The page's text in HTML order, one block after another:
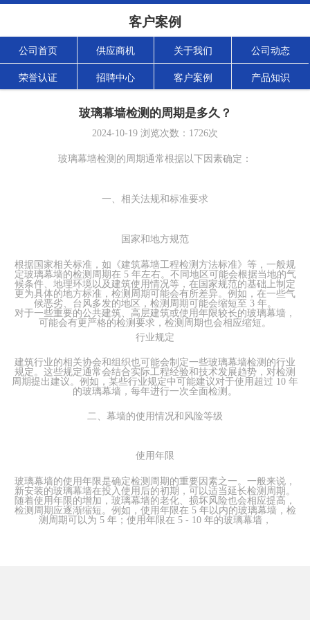
客户案例
公司首页 供应商机 关于我们 公司动态
荣誉认证 招聘中心 客户案例 产品知识
玻璃幕墙检测的周期是多久？
2024-10-19 浏览次数： 1726次
玻璃幕墙检测的周期通常根据以下因素确定：
一、相关法规和标准要求
国家和地方规范
根据国家相关标准，如《建筑幕墙工程检测方法标准》等，一般规
定玻璃幕墙的检测周期在 5 年左右。不同地区可能会根据当地的气
候条件、地理环境以及建筑使用情况等，在国家规范的基础上制定
更为具体的地方标准，检测周期可能会有所差异。例如，在一些气
候恶劣、台风多发的地区，检测周期可能会缩短至 3 年。
对于一些重要的公共建筑、高层建筑或使用年限较长的玻璃幕墙，
可能会有更严格的检测要求，检测周期也会相应缩短。
行业规定
建筑行业的相关协会和组织也可能会制定一些玻璃幕墙检测的行业
规定。这些规定通常会结合实际工程经验和技术发展趋势，对检测
周期提出建议。例如，某些行业规定中可能建议对于使用超过 10 年
的玻璃幕墙，每年进行一次全面检测。
二、幕墙的使用情况和风险等级
使用年限
玻璃幕墙的使用年限是确定检测周期的重要因素之一。一般来说，
新安装的玻璃幕墙在投入使用后的初期，可以适当延长检测周期。
随着使用年限的增加，玻璃幕墙的老化、损坏风险也会相应提高，
检测周期应逐渐缩短。例如，使用年限在 5 年以内的玻璃幕墙，检
测周期可以为 5 年；使用年限在 5 - 10 年的玻璃幕墙，